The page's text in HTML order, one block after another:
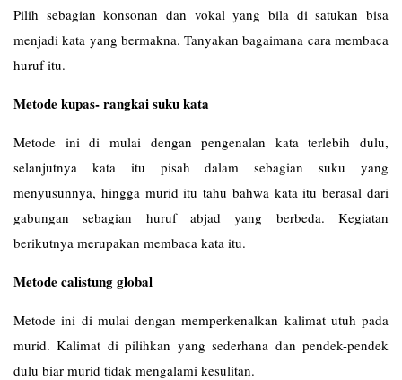
Pilih sebagian konsonan dan vokal yang bila di satukan bisa
menjadi kata yang bermakna. Tanyakan bagaimana cara membaca
huruf itu.
Metode kupas- rangkai suku kata
Metode ini di mulai dengan pengenalan kata terlebih dulu,
selanjutnya kata itu pisah dalam sebagian suku yang
menyusunnya, hingga murid itu tahu bahwa kata itu berasal dari
gabungan sebagian huruf abjad yang berbeda. Kegiatan
berikutnya merupakan membaca kata itu.
Metode calistung global
Metode ini di mulai dengan memperkenalkan kalimat utuh pada
murid. Kalimat di pilihkan yang sederhana dan pendek-pendek
dulu biar murid tidak mengalami kesulitan.